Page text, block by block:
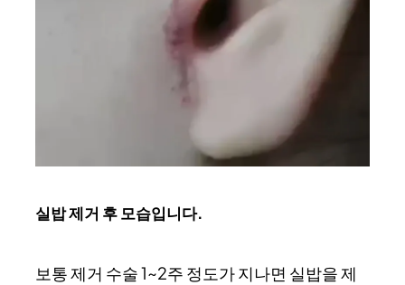
실밥 제거 후 모습입니다.
보통 제거 수술 1~2주 정도가 지나면 실밥을 제